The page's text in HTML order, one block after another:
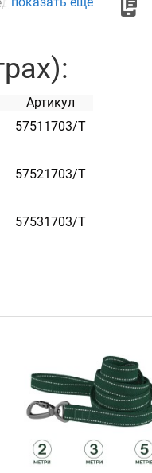
Артикул
57511703/Т
57521703/Т
57531703/Т